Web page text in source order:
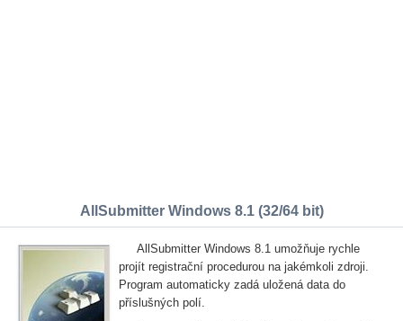
AllSubmitter Windows 8.1 (32/64 bit)
AllSubmitter Windows 8.1 umožňuje rychle
projít registrační procedurou na jakémkoli zdroji.
Program automaticky zadá uložená data do
příslušných polí.